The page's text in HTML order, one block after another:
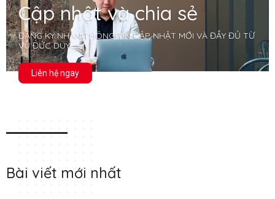
Cập nhật và chia sẻ
ĐĂNG KÝ NHẬN THÔNG TIN CẬP NHẬT MỚI VÀ ĐẦY ĐỦ TỪ
VŨ ĐỨC DUY
Liên hệ ngay
Bài viết mới nhất